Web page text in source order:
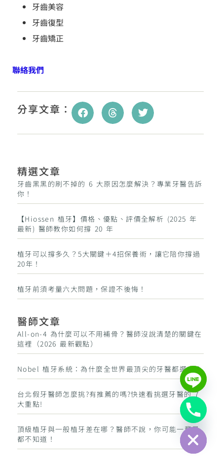
牙齒美容
牙齒復型
牙齒矯正
聯絡我們
分享文章：
精選文章
牙齒黑黑的刷不掉的 6 大原因怎麼解決？專業牙醫告訴
你！
【Hiossen 植牙】價格、優點、評價全解析 (2025 年
最新) 醫師教你如何撐 20 年
植牙可以撐多久？5大關鍵＋4招保養術，讓它陪你撐過
20年！
植牙前須考量六大問題，保證不後悔！
醫師文章
All-on-4 為什麼可以不用補骨？醫師沒說清楚的關鍵在
這裡（2026 最新觀點）
Nobel 植牙系統：為什麼全世界最頂尖的牙醫都選它？
台北假牙醫師怎麼挑?有推薦的嗎?快速看挑選牙醫的 7
大重點!
頂級植牙與一般植牙差在哪？醫師不說，你可能一輩子
都不知道！
Hide chaty